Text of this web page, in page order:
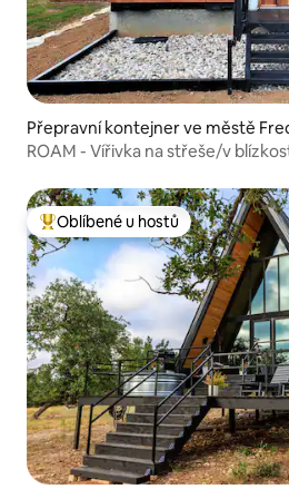
Přepravní kontejner ve městě
ROAM - Vířivka na střeše/v
Nejlepší v kategorii Oblíbené u
Oblíbené u hostů